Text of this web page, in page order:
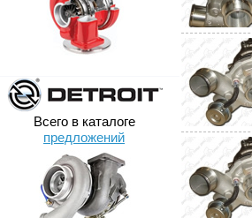
Всего в каталоге
предложений